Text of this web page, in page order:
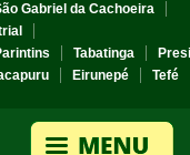
Gabriel da Cachoeira
Tabatinga
Eirunepé
Tefé